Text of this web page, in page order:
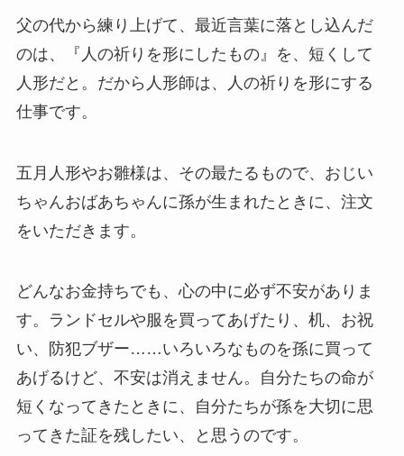
父の代から練り上げて、最近言葉に落とし込んだ
のは、『人の祈りを形にしたもの』を、短くして
人形だと。だから人形師は、人の祈りを形にする
仕事です。
五月人形やお雛様は、その最たるもので、おじい
ちゃんおばあちゃんに孫が生まれたときに、注文
をいただきます。
どんなお金持ちでも、心の中に必ず不安がありま
す。ランドセルや服を買ってあげたり、机、お祝
い、防犯ブザー……いろいろなものを孫に買って
あげるけど、不安は消えません。自分たちの命が
短くなってきたときに、自分たちが孫を大切に思
ってきた証を残したい、と思うのです。